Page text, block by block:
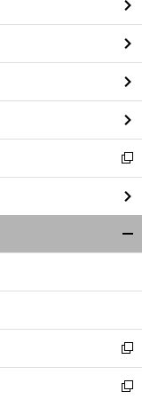
「
ボ
」
る
い
ウ
ィ
ン
ド
ウ
で
開
く
新
し
い
ウ
ィ
ン
ウ
開
く
新
し
い
新